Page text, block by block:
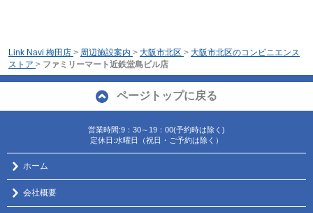
Link Navi 梅田店 > 周辺施設案内 > 大阪市北区 > 大阪市北区のコンビニエンス
ストア > ファミリーマート近鉄堂島ビル店
ページトップに戻る
営業時間:9：30～19：00(予約時は除く)
定休日:水曜日（祝日・ご予約は除く）
ホーム
会社概要